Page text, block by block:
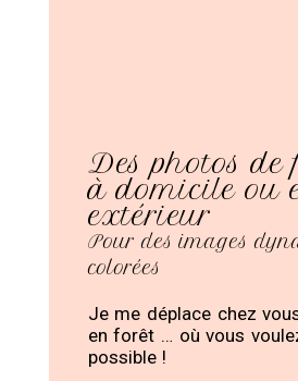
Des photos de
à domicile ou
extérieur
Pour des images
colorées
Je me déplace chez
en forêt … où vous
possible !